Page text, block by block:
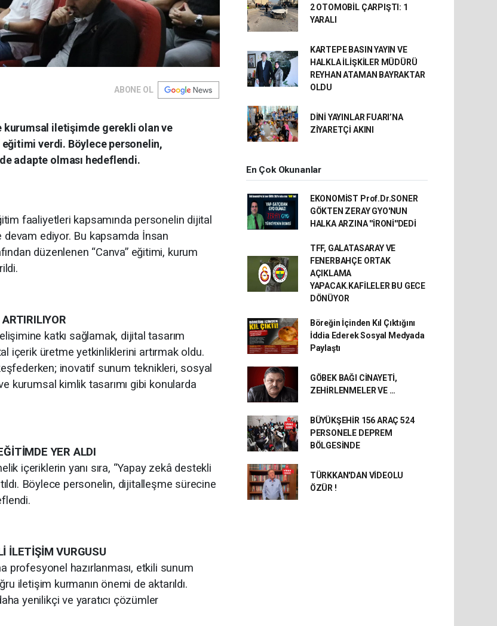
ABONE OL
kurumsal iletişimde gerekli olan ve
eğitimi verdi. Böylece personelin,
adapte olması hedeflendi.
faaliyetleri kapsamında personelin dijital
ediyor. Bu kapsamda İnsan
düzenlenen “Canva” eğitimi, kurum
katkı sağlamak, dijital tasarım
içerik üretme yetkinliklerini artırmak oldu.
inovatif sunum teknikleri, sosyal
kurumsal kimlik tasarımı gibi konularda
YER ALDI
içeriklerin yanı sıra, “Yapay zekâ destekli
Böylece personelin, dijitalleşme sürecine
İLETİŞİM VURGUSU
profesyonel hazırlanması, etkili sunum
iletişim kurmanın önemi de aktarıldı.
yenilikçi ve yaratıcı çözümler
2 OTOMOBİL ÇARPIŞTI: 1
YARALI
KARTEPE BASIN YAYIN VE
HALKLA İLİŞKİLER MÜDÜRÜ
REYHAN ATAMAN BAYRAKTAR
OLDU
DİNİ YAYINLAR FUARI’NA
ZİYARETÇİ AKINI
En Çok Okunanlar
EKONOMİST Prof.Dr.SONER
GÖKTEN ZERAY GYO'NUN
HALKA ARZINA ''İRONİ''DEDİ
TFF, GALATASARAY VE
FENERBAHÇE ORTAK
AÇIKLAMA
YAPACAK.KAFİLELER BU GECE
DÖNÜYOR
Böreğin İçinden Kıl Çıktığını
İddia Ederek Sosyal Medyada
Paylaştı
GÖBEK BAĞI CİNAYETİ,
ZEHİRLENMELER VE …
BÜYÜKŞEHİR 156 ARAÇ 524
PERSONELE DEPREM
BÖLGESİNDE
TÜRKKAN'DAN VİDEOLU
ÖZÜR !